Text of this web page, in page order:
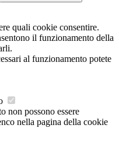
quali cookie consentire.
il funzionamento della
al funzionamento potete
non possono essere
nella pagina della cookie